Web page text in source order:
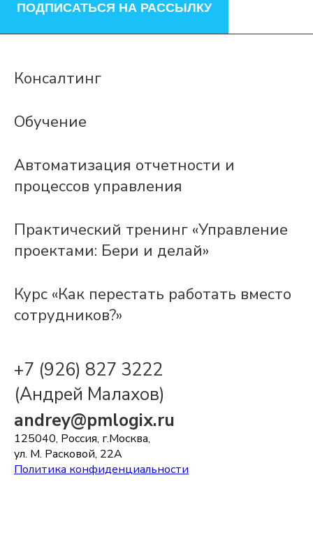
ПОДПИСАТЬСЯ НА РАССЫЛКУ
+7 (926) 827 3222
(Андрей Малахов)
andrey@pmlogix.ru
125040, Россия, г.Москва,
ул. М. Расковой, 22А
Политика конфиденциальности
Консалтинг
Обучение
Автоматизация отчетности и
процессов управления
Практический тренинг «Управление
проектами: Бери и делай»
Курс «Как перестать работать вместо
сотрудников?»